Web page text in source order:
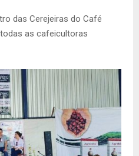
das Cerejeiras do Café
as cafeicultoras